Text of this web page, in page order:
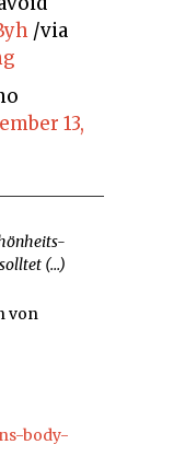
/via
13,
(…)
von
body-